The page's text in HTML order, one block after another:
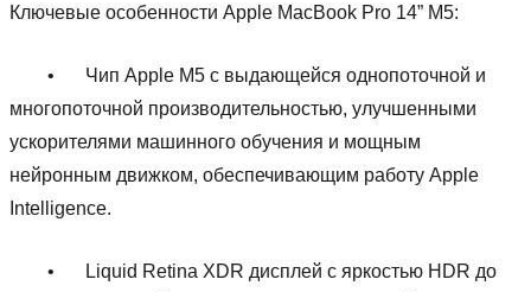
Ключевые особенности Apple MacBook Pro 14” M5:
•
Чип Apple M5 с выдающейся однопоточной и
многопоточной производительностью, улучшенными
ускорителями машинного обучения и мощным
нейронным движком, обеспечивающим работу Apple
Intelligence.
•
Liquid Retina XDR дисплей с яркостью HDR до